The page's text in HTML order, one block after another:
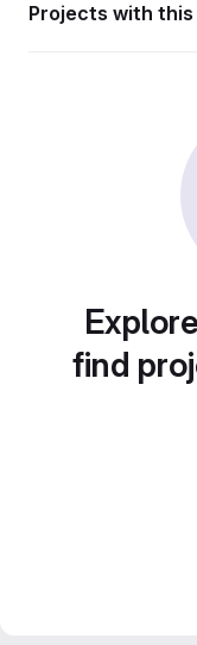
Projects with
find